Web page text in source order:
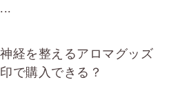
経を整えるアロマグッズ
で購入できる？